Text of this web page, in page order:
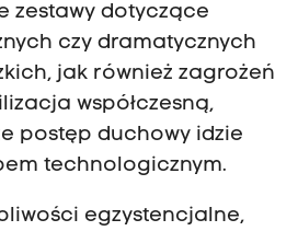
zestawy dotyczące
czy dramatycznych
jak również zagrożeń
współczesną,
postęp duchowy idzie
technologicznym.
egzystencjalne,